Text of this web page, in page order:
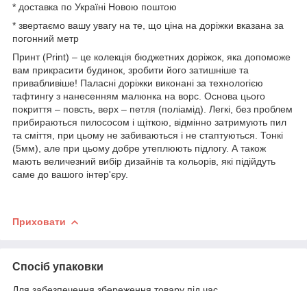
* доставка по Україні Новою поштою
* звертаємо вашу увагу на те, що ціна на доріжки вказана за
погонний метр
Принт (Print) – це колекція бюджетних доріжок, яка допоможе
вам прикрасити будинок, зробити його затишніше та
привабливіше! Паласні доріжки виконані за технологією
тафтингу з нанесенням малюнка на ворс. Основа цього
покриття – повсть, верх – петля (поліамід). Легкі, без проблем
прибираються пилососом і щіткою, відмінно затримують пил
та сміття, при цьому не забиваються і не стаптуються. Тонкі
(5мм), але при цьому добре утеплюють підлогу. А також
мають величезний вибір дизайнів та кольорів, які підійдуть
саме до вашого інтер'єру.
Приховати
Спосіб упаковки